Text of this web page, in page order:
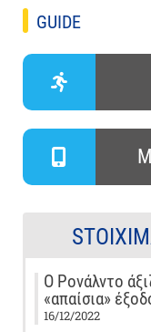
GUIDE
Ο Ρονάλντο
«απαίσια»
16/12/2022